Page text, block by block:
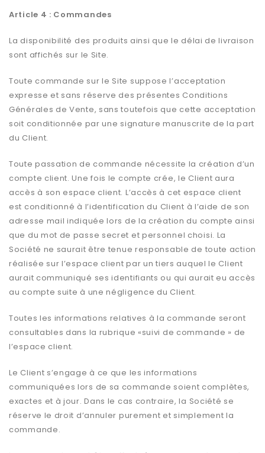
Article 4 : Commandes
La disponibilité des produits ainsi que le délai de livraison
sont affichés sur le Site.
Toute commande sur le Site suppose l’acceptation
expresse et sans réserve des présentes Conditions
Générales de Vente, sans toutefois que cette acceptation
soit conditionnée par une signature manuscrite de la part
du Client.
Toute passation de commande nécessite la création d’un
compte client. Une fois le compte crée, le Client aura
accès à son espace client. L’accès à cet espace client
est conditionné à l’identification du Client à l’aide de son
adresse mail indiquée lors de la création du compte ainsi
que du mot de passe secret et personnel choisi. La
Société ne saurait être tenue responsable de toute action
réalisée sur l’espace client par un tiers auquel le Client
aurait communiqué ses identifiants ou qui aurait eu accès
au compte suite à une négligence du Client.
Toutes les informations relatives à la commande seront
consultables dans la rubrique «suivi de commande » de
l’espace client.
Le Client s’engage à ce que les informations
communiquées lors de sa commande soient complètes,
exactes et à jour. Dans le cas contraire, la Société se
réserve le droit d’annuler purement et simplement la
commande.